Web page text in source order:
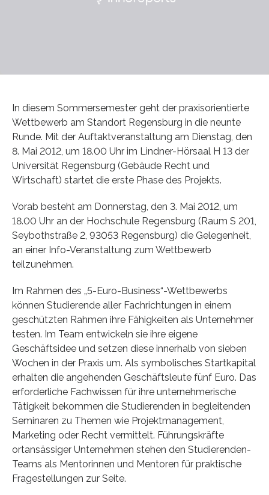
In diesem Sommersemester geht der praxisorientierte
Wettbewerb am Standort Regensburg in die neunte
Runde. Mit der Auftaktveranstaltung am Dienstag, den
8. Mai 2012, um 18.00 Uhr im Lindner-Hörsaal H 13 der
Universität Regensburg (Gebäude Recht und
Wirtschaft) startet die erste Phase des Projekts.
Vorab besteht am Donnerstag, den 3. Mai 2012, um
18.00 Uhr an der Hochschule Regensburg (Raum S 201,
Seybothstraße 2, 93053 Regensburg) die Gelegenheit,
an einer Info-Veranstaltung zum Wettbewerb
teilzunehmen.
Im Rahmen des „5-Euro-Business“-Wettbewerbs
können Studierende aller Fachrichtungen in einem
geschützten Rahmen ihre Fähigkeiten als Unternehmer
testen. Im Team entwickeln sie ihre eigene
Geschäftsidee und setzen diese innerhalb von sieben
Wochen in der Praxis um. Als symbolisches Startkapital
erhalten die angehenden Geschäftsleute fünf Euro. Das
erforderliche Fachwissen für ihre unternehmerische
Tätigkeit bekommen die Studierenden in begleitenden
Seminaren zu Themen wie Projektmanagement,
Marketing oder Recht vermittelt. Führungskräfte
ortansässiger Unternehmen stehen den Studierenden-
Teams als Mentorinnen und Mentoren für praktische
Fragestellungen zur Seite.